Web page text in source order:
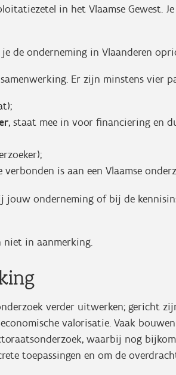
in het Vlaamse Gewest.
de onderneming in Vlaanderen
Er zijn minstens vier
, staat mee in voor financiering en
is aan een Vlaamse
jouw onderneming of bij de
niet in aanmerking.
verder uitwerken; gericht
valorisatie. Vaak
waarbij nog
toepassingen en om de